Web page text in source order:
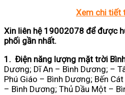
Xem chi tiết
Xin liên hệ 19002078 để được
phối gần nhất.
1. Điện năng lượng mặt trời
Dương; Dĩ An – Bình Dương; –
Phú Giáo – Bình Dương; Bến
– Bình Dương; Thủ Dầu Một –